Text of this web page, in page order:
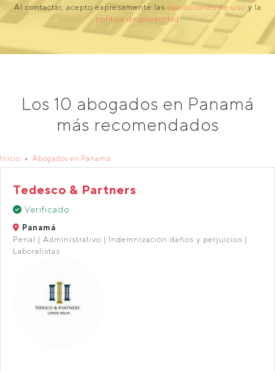
Al contactar, acepto expresamente las condiciones de uso y la
política de privacidad
Los 10 abogados en Panamá
más recomendados
Inicio Abogados en Panamá
Tedesco & Partners
Verificado
Panamá
Penal | Administrativo | Indemnización daños y perjuicios |
Laboralistas